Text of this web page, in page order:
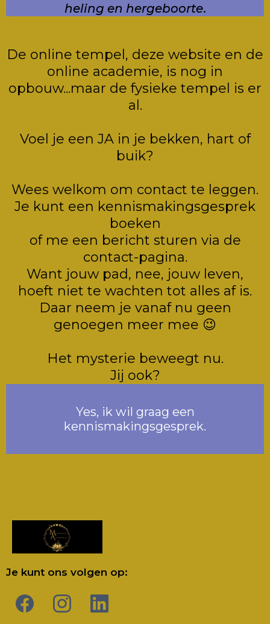
heling en hergeboorte.
De online tempel, deze website en de
online academie, is nog in
opbouw...maar de fysieke tempel is er
al.
Voel je een JA in je bekken, hart of
buik?
Wees welkom om contact te leggen.
Je kunt een kennismakingsgesprek
boeken
of me een bericht sturen via de
contact-pagina.
Want jouw pad, nee, jouw leven,
hoeft niet te wachten tot alles af is.
Daar neem je vanaf nu geen
genoegen meer mee 😉
Het mysterie beweegt nu.
Jij ook?
Yes, ik wil graag een
kennismakingsgesprek.
Je kunt ons volgen op: